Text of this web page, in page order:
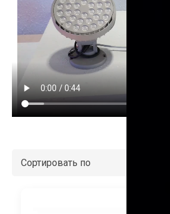
Сортировать по